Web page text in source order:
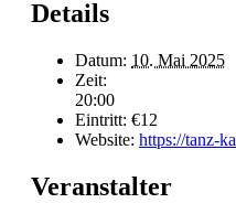
Details
Datum: 10. Mai 2025
Zeit:
20:00
Eintritt: €12
Website: https://tanz-
Veranstalter